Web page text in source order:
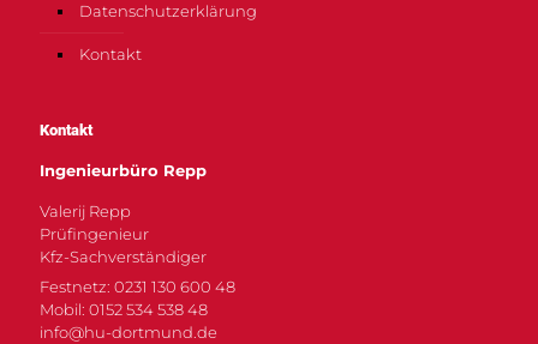
Datenschutzerklärung
Kontakt
Kontakt
Ingenieurbüro Repp
Valerij Repp
Prüfingenieur
Kfz-Sachverständiger
Festnetz: 0231 130 600 48
Mobil: 0152 534 538 48
info@hu-dortmund.de